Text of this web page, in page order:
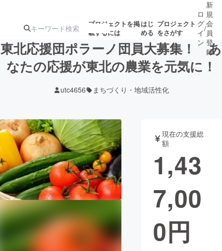
プロジェクトを掲
載するには
はじ
める
プロジェクト
をさがす
ターン
ジェクト
募集終了が近いプ
ロジェクト
アート・写真 音楽
テクノロジー・ガジェット ゲーム・サ
映像・映画
ビジネス・起業
まちづくり・地域活性化
ロ
グ
イ
ン
/
新
規
会
員
登
録
東北応援団ポラーノ団員大募集！ あ
なたの応援が東北の農業を元気に！
utc4656 まちづくり・地域活性化
現在の支援総
額
1,43
7,00
0円